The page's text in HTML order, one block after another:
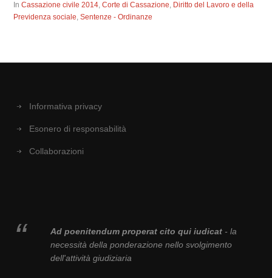
InCassazione civile 2014,Corte di Cassazione, Diritto del Lavoro e della
Previdenza sociale,Sentenze - Ordinanze
Informativa privacy
Esonero di responsabilità
Collaborazioni
Ad poenitendum properat cito qui iudicat- la
necessità della ponderazione nello svolgimento
dell'attività giudiziaria